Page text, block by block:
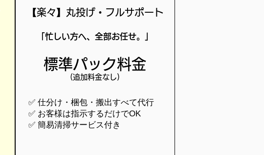
【楽々】丸投げ・フルサポート
「忙しい方へ、全部お任せ。」
標準パック料金
(追加料金なし)
✅ 仕分け・梱包・搬出すべて代行
✅ お客様は指示するだけでOK
✅ 簡易清掃サービス付き